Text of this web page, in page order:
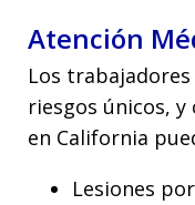
Atención
Los
riesgos únicos,
en California
Lesiones